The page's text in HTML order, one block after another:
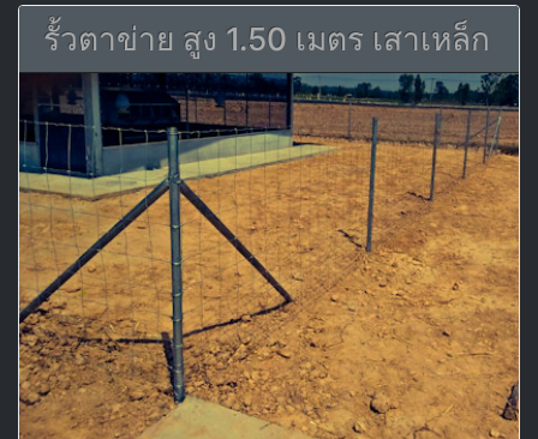
รั้วตาข่าย สูง 1.50 เมตร เสาเหล็ก